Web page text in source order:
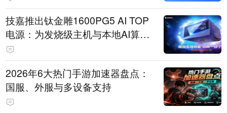
技嘉推出钛金雕1600PG5 AI TOP
电源：为发烧级主机与本地AI算力
打造旗舰供电方案
2026年6大热门手游加速器盘点：
国服、外服与多设备支持